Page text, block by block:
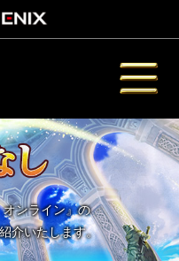
ンライン』の
介いたします。